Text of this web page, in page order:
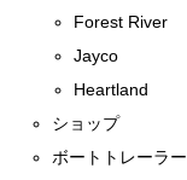
Forest River
Jayco
Heartland
ショップ
ボートトレーラー